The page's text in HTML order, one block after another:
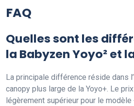
FAQ
Quelles sont les
la Babyzen Yoyo² et
La principale différence réside dans
canopy plus large de la Yoyo+. Le
légèrement supérieur pour le modèle